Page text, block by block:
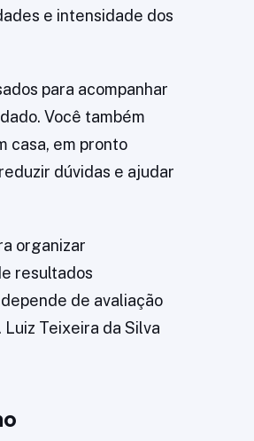
e intensidade dos
para acompanhar
Você também
casa, em pronto
dúvidas e ajudar
organizar
resultados
de avaliação
Luiz Teixeira da Silva